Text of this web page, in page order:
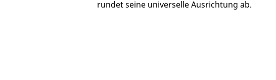
rundet seine universelle Ausrichtung ab.